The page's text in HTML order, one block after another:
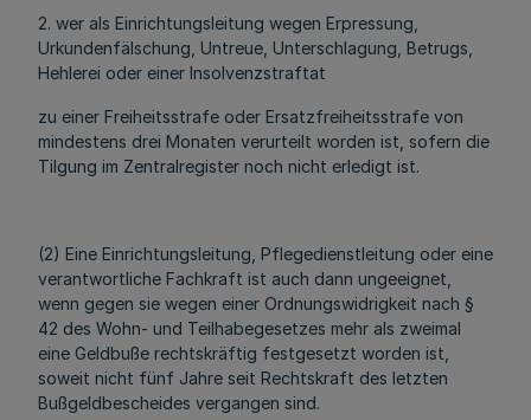
2. wer als Einrichtungsleitung wegen Erpressung,
Urkundenfälschung, Untreue, Unterschlagung, Betrugs,
Hehlerei oder einer Insolvenzstraftat
zu einer Freiheitsstrafe oder Ersatzfreiheitsstrafe von
mindestens drei Monaten verurteilt worden ist, sofern die
Tilgung im Zentralregister noch nicht erledigt ist.
(2) Eine Einrichtungsleitung, Pflegedienstleitung oder eine
verantwortliche Fachkraft ist auch dann ungeeignet,
wenn gegen sie wegen einer Ordnungswidrigkeit nach §
42 des Wohn- und Teilhabegesetzes mehr als zweimal
eine Geldbuße rechtskräftig festgesetzt worden ist,
soweit nicht fünf Jahre seit Rechtskraft des letzten
Bußgeldbescheides vergangen sind.